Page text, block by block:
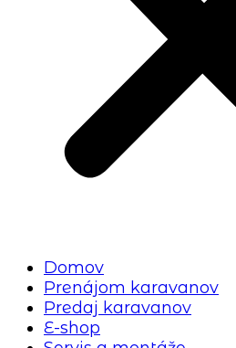
Domov
Prenájom karavanov
Predaj karavanov
E-shop